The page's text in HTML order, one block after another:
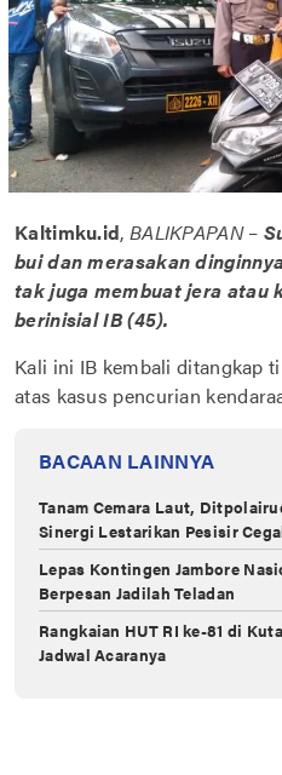
Kaltimku.id, BALIKPAPAN–
bui dan merasakan
tak juga membuat jera atau
berinisial IB (45).
Kali ini IB kembali ditangkap
atas kasus pencurian
BACAAN LAINNYA
Tanam Cemara Laut,
Sinergi Lestarikan Pesisir
Lepas Kontingen Jambore
Berpesan Jadilah Teladan
Rangkaian HUT RI ke-81 di
Jadwal Acaranya